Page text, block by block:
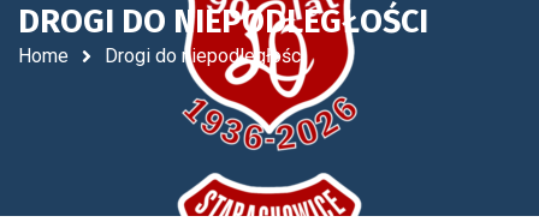
DROGI DO NIEPODLEGŁOŚCI
Home Drogi do niepodległości